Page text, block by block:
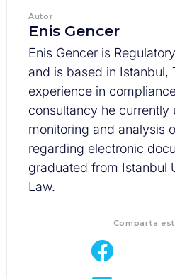
Autor
Enis Gencer
Enis Gencer is
and is based in Istanbul,
experience in
consultancy he currently
monitoring and analysis
regarding electronic
graduated from Istanbul
Law.
Comparta